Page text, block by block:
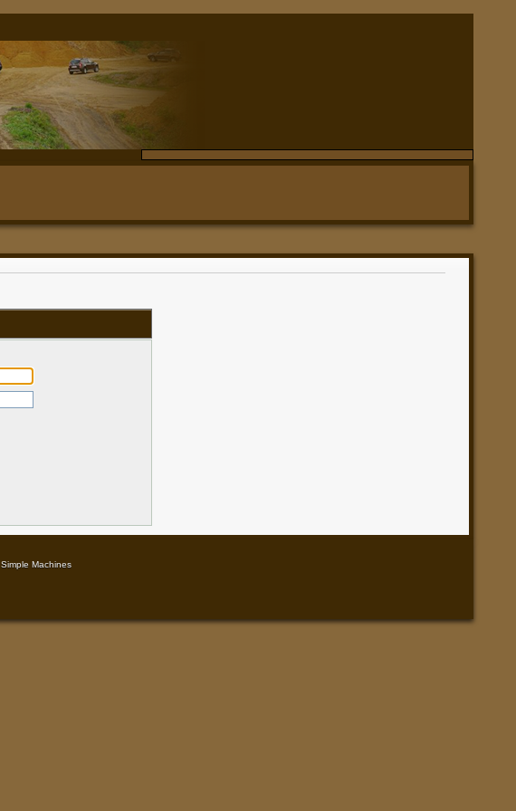
Simple Machines